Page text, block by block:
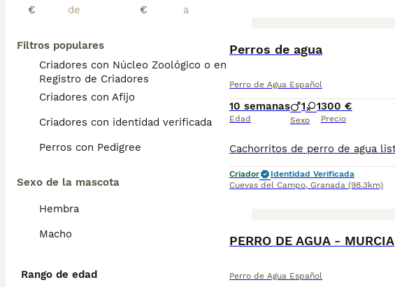
€
€
Filtros populares
Criadores con Núcleo Zoológico o en el
Registro de Criadores
Criadores con Afijo
Criadores con identidad verificada
Perros con Pedigree
Sexo de la mascota
Hembra
Macho
Rango de edad
Perros de agua
Perro de Agua Español
10 semanas
Edad
1 1
Sexo
300 €
Precio
Criador
Identidad Verificada
Cuevas del Campo, Granada (98.3km)
PERRO DE AGUA - MURCIA
Perro de Agua Español